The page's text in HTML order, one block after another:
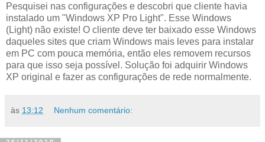
Pesquisei nas configurações e descobri que cliente havia
instalado um "Windows XP Pro Light". Esse Windows
(Light) não existe! O cliente deve ter baixado esse Windows
daqueles sites que criam Windows mais leves para instalar
em PC com pouca memória, então eles removem recursos
para que isso seja possível. Solução foi adquirir Windows
XP original e fazer as configurações de rede normalmente.
às 13:12 Nenhum comentário: